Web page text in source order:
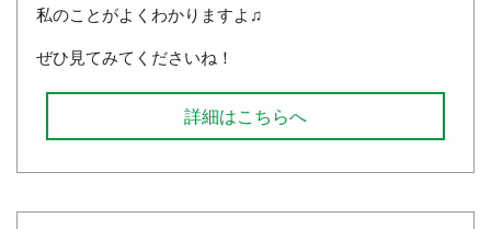
私のことがよくわかりますよ♫
ぜひ見てみてくださいね！
詳細はこちらへ